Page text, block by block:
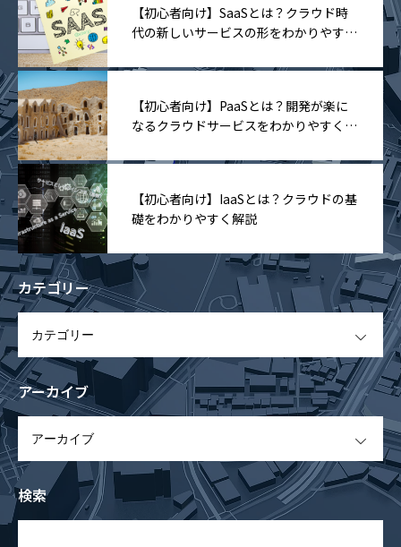
【初心者向け】SaaSとは？クラウド時
代の新しいサービスの形をわかりやすく
【初心者向け】PaaSとは？開発が楽に
なるクラウドサービスをわかりやすく解
【初心者向け】IaaSとは？クラウドの基
礎をわかりやすく解説
カテゴリー
アーカイブ
検索